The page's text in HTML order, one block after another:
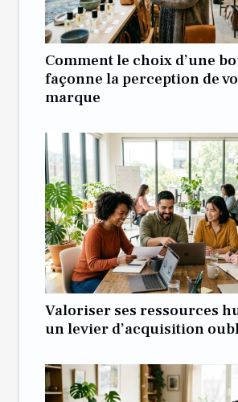
Comment le choix d’une
façonne la perception de
marque
Valoriser ses ressources
un levier d’acquisition